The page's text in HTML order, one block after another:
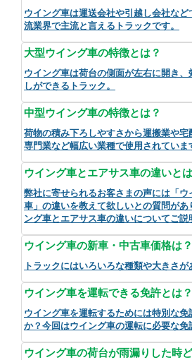
ウイング車は運送会社や引越し会社な
流業界で主流と言えるトラックです。
大型ウイング車の特徴とは？
ウイング車は荷台の側面が左右に開き
しができるトラック。
中型ウイング車の特徴とは？
荷物の積み下ろしやすさから運搬業や宅
専門業など幅広い業種で使用されていま
ウイング車とエアサス車の違いと
弊社に寄せられるお客さまの声には「ウ
車」の違いを教えて欲しいとの質問があ
ング車とエアサス車の違いについてご説
ウイング車の新車・中古車価格は？
トラックにはいろいろな種類や大きさが
ウイング車を運転できる免許とは？
ウイング車を運転するためには特別な免
か？今回はウイング車の運転に必要な免
ウイング車の荷台が雨漏りした時